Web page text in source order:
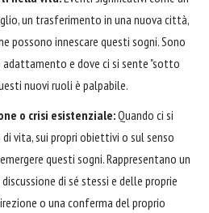
un trasferimento in una nuova città,
possono innescare questi sogni. Sono
e dove ci si sente "sotto
nuovi ruoli è palpabile.
o crisi esistenziale:Quando ci si
vita, sui propri obiettivi o sul senso
questi sogni. Rappresentano un
di sé stessi e delle proprie
o una conferma del proprio